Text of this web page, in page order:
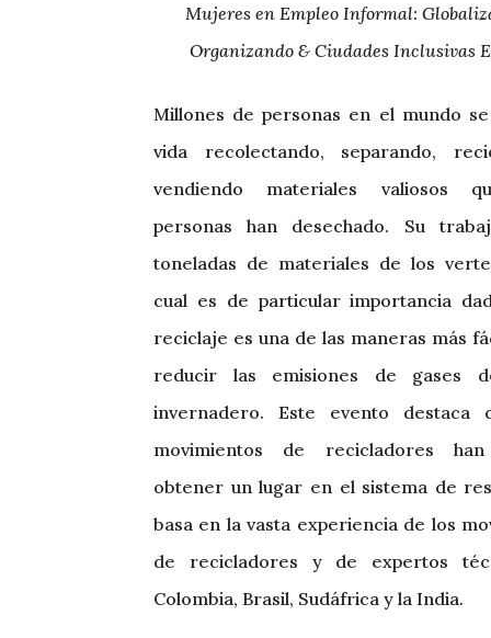
Mujeres en Empleo Informal:
Organizando & Ciudades Inclusivas
Millones de personas en el mundo
vida recolectando, separando,
vendiendo materiales valiosos
personas han desechado. Su
toneladas de materiales de los
cual es de particular importancia
reciclaje es una de las maneras más
reducir las emisiones de gases
invernadero. Este evento destaca
movimientos de recicladores
obtener un lugar en el sistema de
basa en la vasta experiencia de los
de recicladores y de expertos
Colombia, Brasil, Sudáfrica y la India.